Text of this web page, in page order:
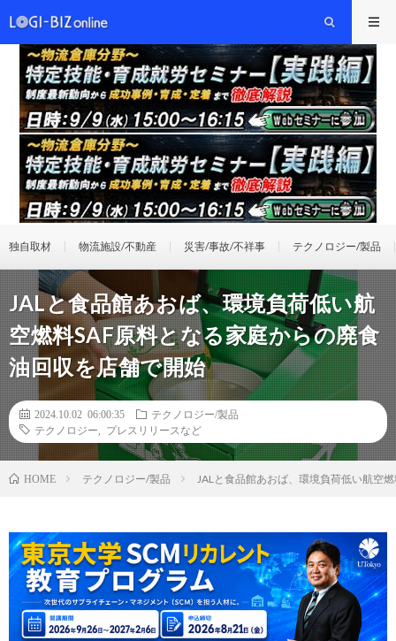
独自取材 物流施設/不動産 災害/事故/不祥事 テクノロジー/製品
JALと食品館あおば、環境負荷低い航
空燃料SAF原料となる家庭からの廃食
油回収を店舗で開始
2024.10.02 06:00:35
テクノロジー/製品
テクノロジー
プレスリリースなど
HOME テクノロジー/製品 JALと食品館あおば、環境負荷低い航空